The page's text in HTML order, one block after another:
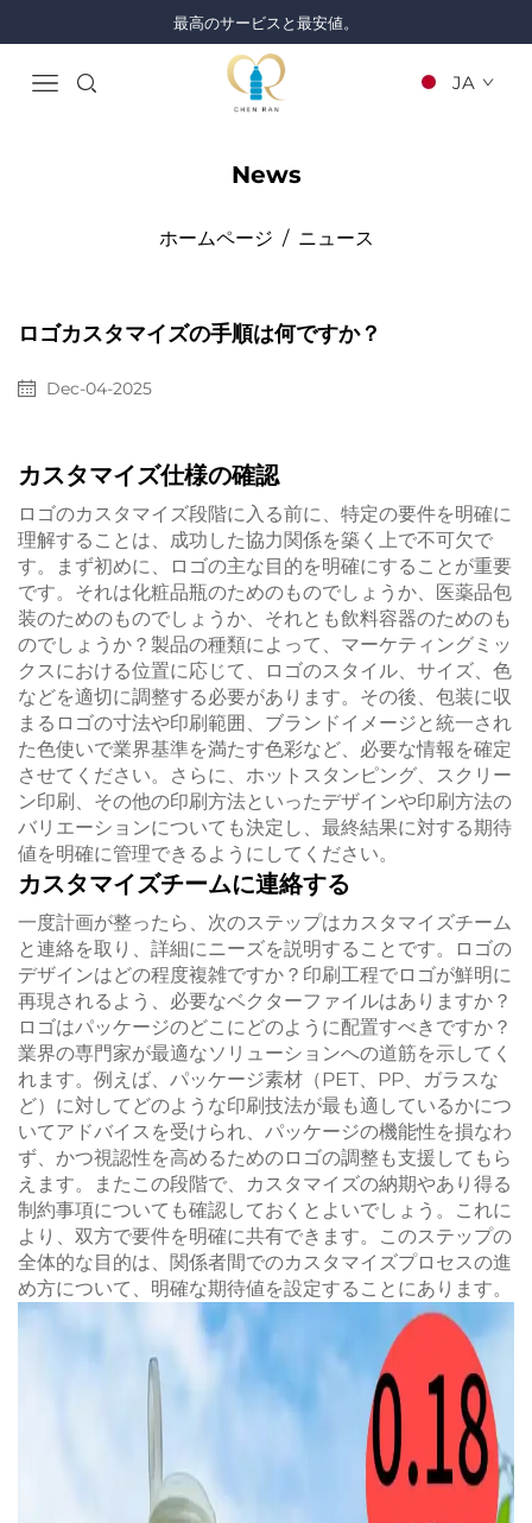
最高のサービスと最安値。
JA
ホームページ / ニュース
News
ロゴカスタマイズの手順は何ですか？
Dec-04-2025
カスタマイズ仕様の確認
ロゴのカスタマイズ段階に入る前に、特定の要件を明確に
理解することは、成功した協力関係を築く上で不可欠で
す。まず初めに、ロゴの主な目的を明確にすることが重要
です。それは化粧品瓶のためのものでしょうか、医薬品包
装のためのものでしょうか、それとも飲料容器のためのも
のでしょうか？製品の種類によって、マーケティングミッ
クスにおける位置に応じて、ロゴのスタイル、サイズ、色
などを適切に調整する必要があります。その後、包装に収
まるロゴの寸法や印刷範囲、ブランドイメージと統一され
た色使いで業界基準を満たす色彩など、必要な情報を確定
させてください。さらに、ホットスタンピング、スクリー
ン印刷、その他の印刷方法といったデザインや印刷方法の
バリエーションについても決定し、最終結果に対する期待
値を明確に管理できるようにしてください。
カスタマイズチームに連絡する
一度計画が整ったら、次のステップはカスタマイズチーム
と連絡を取り、詳細にニーズを説明することです。ロゴの
デザインはどの程度複雑ですか？印刷工程でロゴが鮮明に
再現されるよう、必要なベクターファイルはありますか？
ロゴはパッケージのどこにどのように配置すべきですか？
業界の専門家が最適なソリューションへの道筋を示してく
れます。例えば、パッケージ素材（PET、PP、ガラスな
ど）に対してどのような印刷技法が最も適しているかにつ
いてアドバイスを受けられ、パッケージの機能性を損なわ
ず、かつ視認性を高めるためのロゴの調整も支援してもら
えます。またこの段階で、カスタマイズの納期やあり得る
制約事項についても確認しておくとよいでしょう。これに
より、双方で要件を明確に共有できます。このステップの
全体的な目的は、関係者間でのカスタマイズプロセスの進
め方について、明確な期待値を設定することにあります。